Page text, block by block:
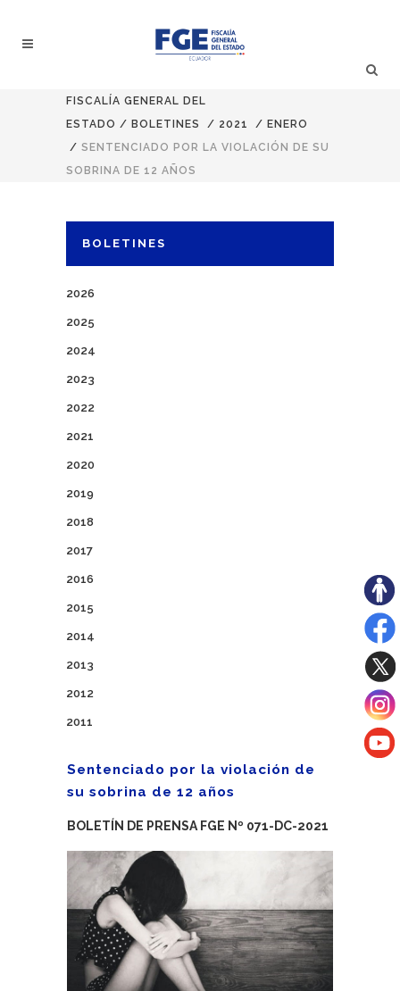
FISCALÍA GENERAL DEL
ESTADO / BOLETINES / 2021 / ENERO
/ SENTENCIADO POR LA VIOLACIÓN DE SU
SOBRINA DE 12 AÑOS
BOLETINES
2026
2025
2024
2023
2022
2021
2020
2019
2018
2017
2016
2015
2014
2013
2012
2011
Sentenciado por la violación de
su sobrina de 12 años
BOLETÍN DE PRENSA FGE Nº 071-DC-2021